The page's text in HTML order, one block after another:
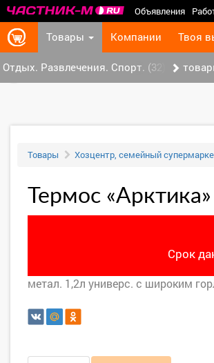
Объявления
Товары Компании Твоя
Отдых. Развлечения. Спорт. (32)
Товары Хозцентр, семейный
Термос «Арктика»
Срок
метал. 1,2л универс. с широким
‹